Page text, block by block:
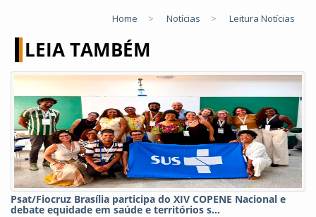
Home > Notícias > Leitura Notícias
LEIA TAMBÉM
Psat/Fiocruz Brasília participa do XIV COPENE Nacional e
debate equidade em saúde e territórios s...